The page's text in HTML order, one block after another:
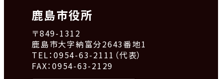
鹿島市役所
〒849-1312
鹿島市大字納富分2643番地1
TEL：0954-63-2111（代表）
FAX：0954-63-2129